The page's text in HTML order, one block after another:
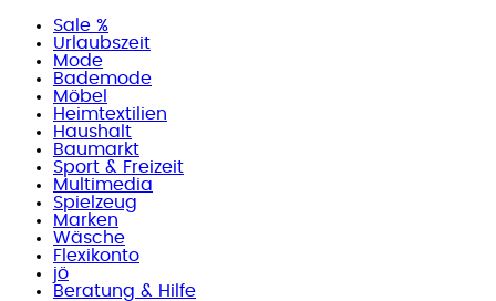
Sale %
Urlaubszeit
Mode
Bademode
Möbel
Heimtextilien
Haushalt
Baumarkt
Sport & Freizeit
Multimedia
Spielzeug
Marken
Wäsche
Flexikonto
jö
Beratung & Hilfe